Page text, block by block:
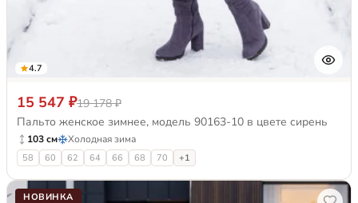
4.7
15 547 ₽19 178 ₽
Пальто женское зимнее, модель 90163-10 в цвете сирень
103 см Холодная зима
58 60 62 64 66 68 70 +1
НОВИНКА